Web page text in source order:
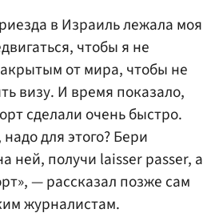
в Израиль лежала моя
чтобы я не
от мира, чтобы не
визу. И время показало,
сделали очень быстро.
для этого? Бери
ней, получи laisser passer, а
— рассказал позже сам
журналистам.